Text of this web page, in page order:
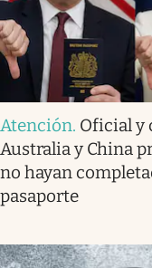
Atención. Oficial y
Australia y China
no hayan
pasaporte